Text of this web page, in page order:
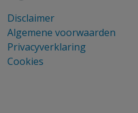
Disclaimer
Algemene voorwaarden
Privacyverklaring
Cookies